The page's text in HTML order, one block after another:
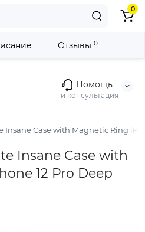
Помощь
и консультация
0
Insane Case with Magnetic Ring
Insane Case with
12 Pro Deep
Отзывы 0